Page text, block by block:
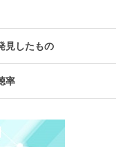
見したもの
率